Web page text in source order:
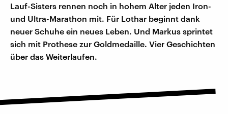
Lauf-Sisters rennen noch in hohem Alter jeden Iron-
und Ultra-Marathon mit. Für Lothar beginnt dank
neuer Schuhe ein neues Leben. Und Markus sprintet
sich mit Prothese zur Goldmedaille. Vier Geschichten
über das Weiterlaufen.